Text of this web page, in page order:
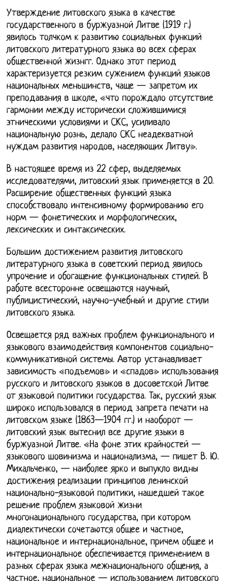
Утверждение литовского языка в качестве
государственного в буржуазной Литве (1919 г.)
явилось толчком к развитию социальных функций
литовского литературного языка во всех сферах
общественной жизнгг. Однако этот период
характеризуется резким сужением функций языков
национальных меньшинств, чаще — запретом их
преподавания в школе, «что порождало отсутствие
гармонии между исторически сложившимися
этническими условиями и СКС, усиливало
национальную рознь, делало СКС неадекватной
нуждам развития народов, населяющих Литву».
В настоящее время из 22 сфер, выделяемых
исследователями, литовский язык применяется в 20.
Расширение общественных функций языка
способствовало интенсивному формированию его
норм — фонетических и морфологических,
лексических и синтаксических.
Большим достижением развития литовского
литературного языка в советский период явилось
упрочение и обогащение функциональных стилей. В
работе всесторонне освещаются научный,
публицистический, научно-учебный и другие стили
литовского языка.
Освещается ряд важных проблем функционального и
языкового взаимодействия компонентов социально-
коммуникативной системы. Автор устанавливает
зависимость «подъемов» и «спадов» использования
русского и литовского языков в досоветской Литве
от языковой политики государства. Так, русский язык
широко использовался в период запрета печати на
литовском языке (1863—1904 гг.) и наоборот —
литовский язык вытеснил все другие языки в
буржуазной Литве. «На фоне этих крайностей —
языкового шовинизма и национализма, — пишет В. Ю.
Михальченко, — наиболее ярко и выпукло видны
достижения реализации принципов ленинской
национально-языковой политики, нашедшей такое
решение проблем языковой жизни
многонационального государства, при котором
диалектически сочетаются общее и частное,
национальное и интернациональное, причем общее и
интернациональное обеспечивается применением в
разных сферах языка межнационального общения, а
частное, национальное — использованием литовского